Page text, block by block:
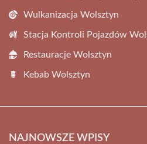
Wulkanizacja Wolsztyn
Stacja Kontroli Pojazdów
Restauracje Wolsztyn
Kebab Wolsztyn
NAJNOWSZE WPISY